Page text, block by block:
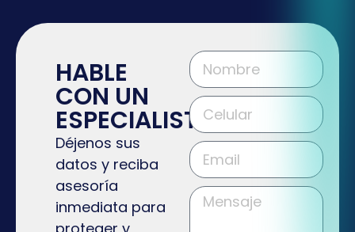
HABLE
CON UN
ESPECIALISTA
Déjenos sus
datos y reciba
asesoría
inmediata para